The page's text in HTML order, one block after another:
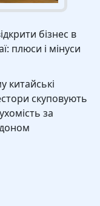
бізнес в
плюси і мінуси
китайські
скуповують
за